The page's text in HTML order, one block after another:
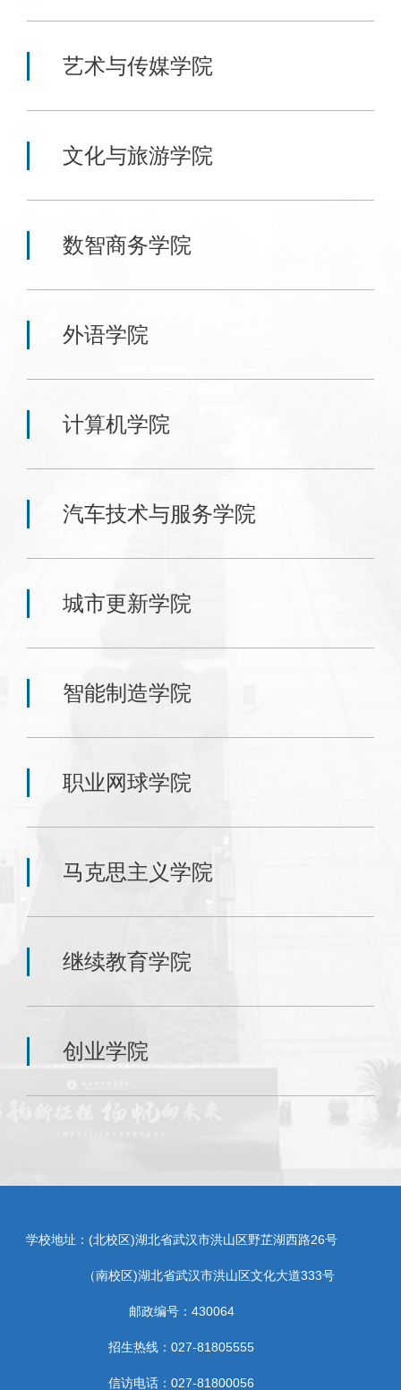
艺术与传媒学院
文化与旅游学院
数智商务学院
外语学院
计算机学院
汽车技术与服务学院
城市更新学院
智能制造学院
职业网球学院
马克思主义学院
继续教育学院
创业学院
学校地址：(北校区)湖北省武汉市洪山区野芷湖西路26号
（南校区)湖北省武汉市洪山区文化大道333号
邮政编号：430064
招生热线：027-81805555
信访电话：027-81800056